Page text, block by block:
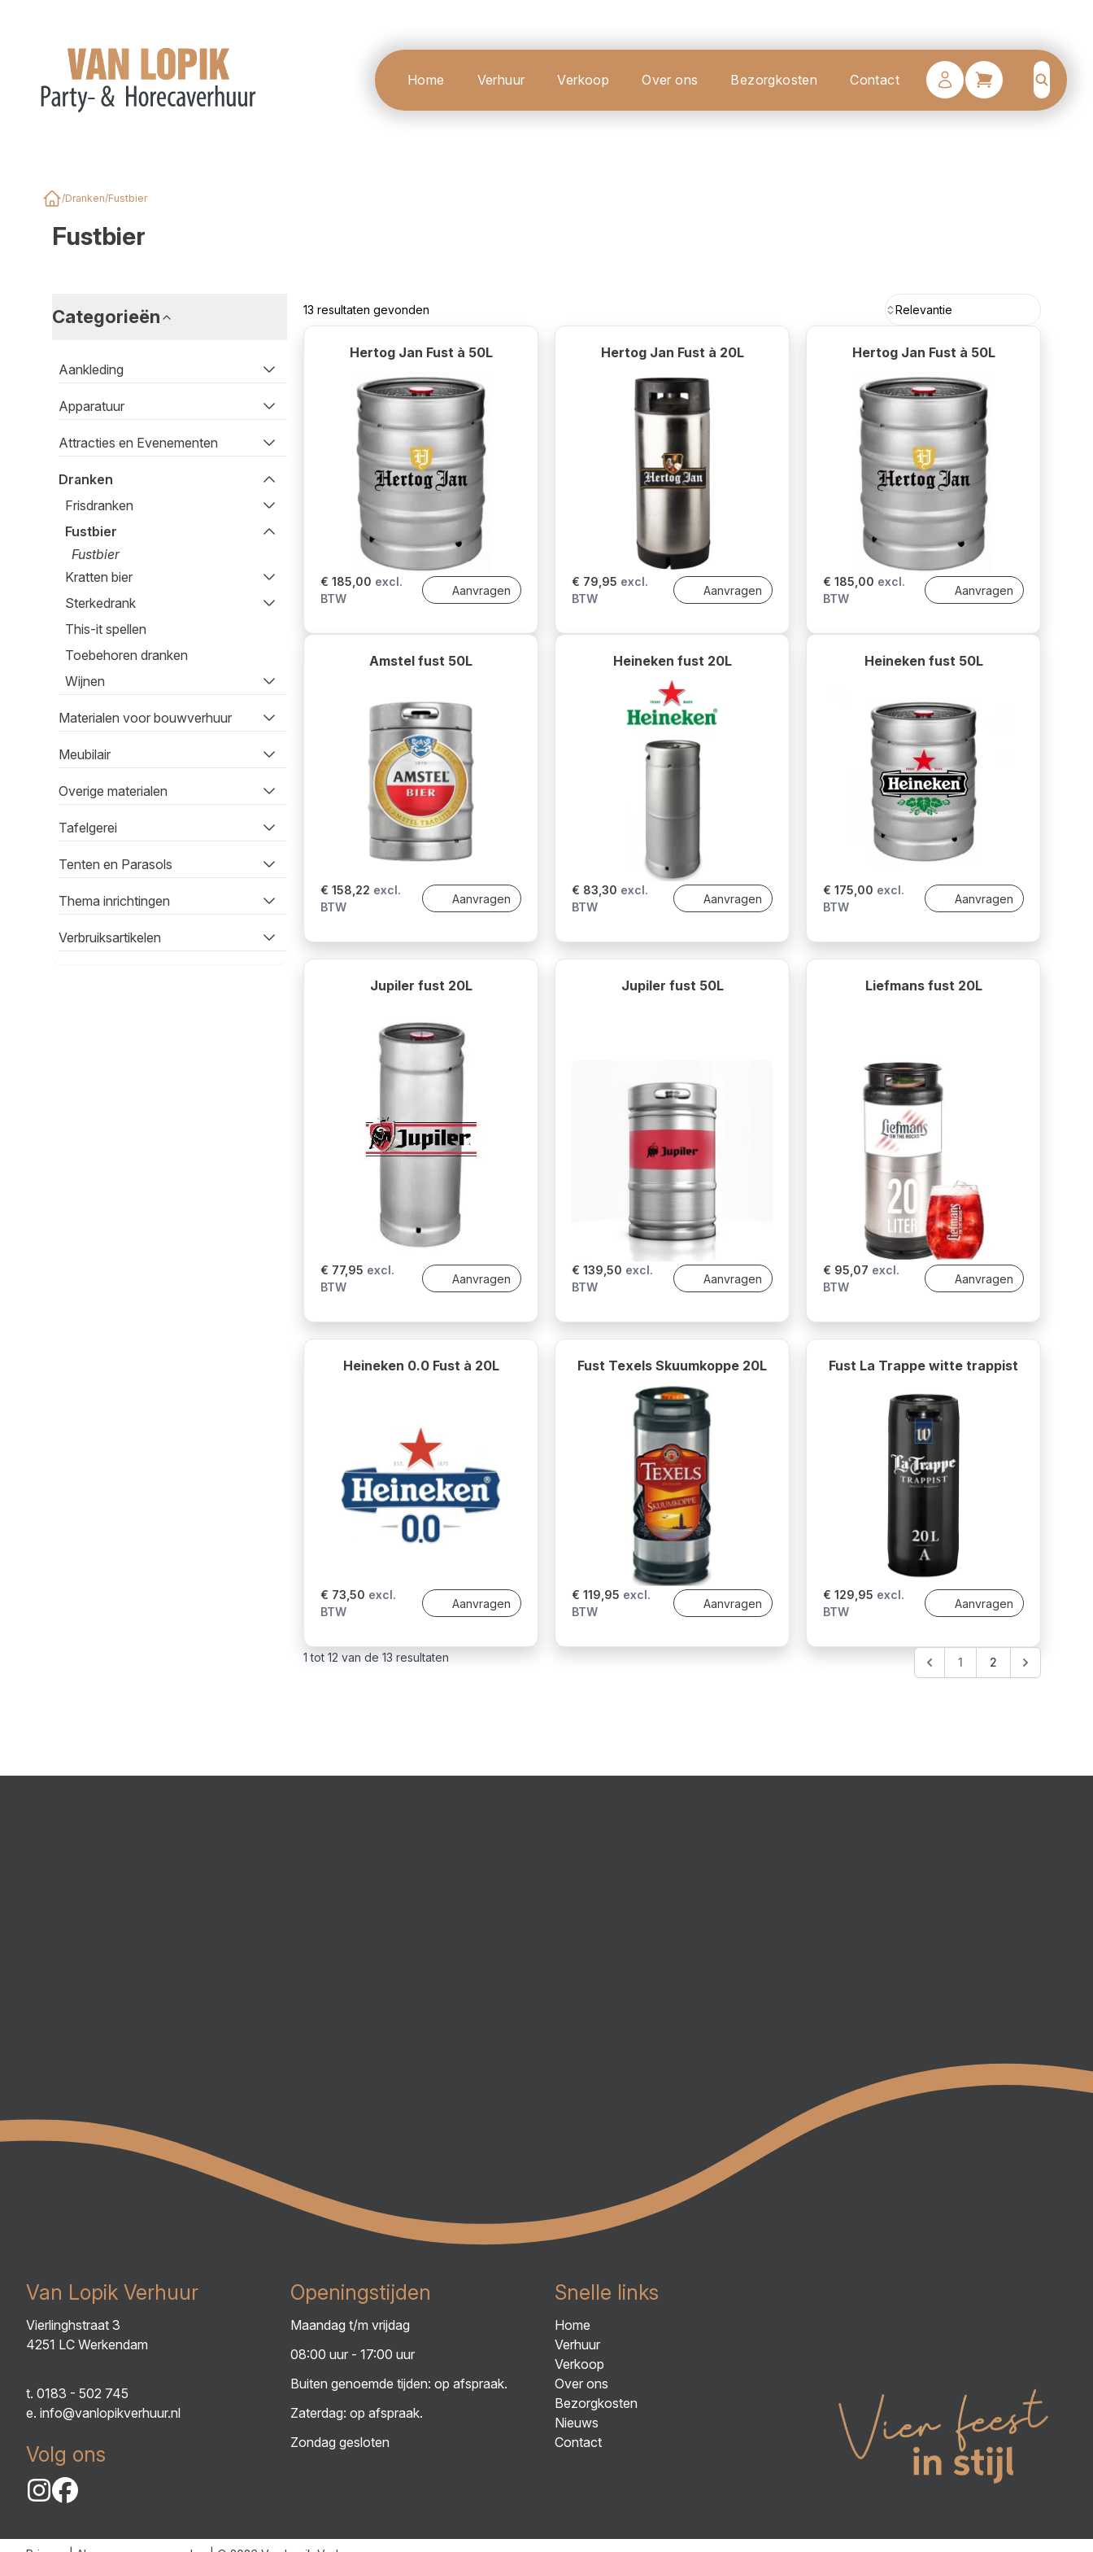
Home Verhuur Verkoop Over ons Bezorgkosten Contact
Search
/Dranken/Fustbier
Fustbier
Categorieën
Aankleding
Apparatuur
Attracties en Evenementen
Dranken
Frisdranken
Fustbier
Fustbier
Kratten bier
Sterkedrank
This-it spellen
Toebehoren dranken
Wijnen
Materialen voor bouwverhuur
Meubilair
Overige materialen
Tafelgerei
Tenten en Parasols
Thema inrichtingen
Verbruiksartikelen
13 resultaten gevonden Relevantie
Hertog Jan Fust à 50L
€ 185,00 excl.
BTW
Aanvragen
Hertog Jan Fust à 20L
€ 79,95 excl.
BTW
Aanvragen
Hertog Jan Fust à 50L
€ 185,00 excl.
BTW
Aanvragen
Amstel fust 50L
€ 158,22 excl.
BTW
Aanvragen
Heineken fust 20L
€ 83,30 excl.
BTW
Aanvragen
Heineken fust 50L
€ 175,00 excl.
BTW
Aanvragen
Jupiler fust 20L
€ 77,95 excl.
BTW
Aanvragen
Jupiler fust 50L
€ 139,50 excl.
BTW
Aanvragen
Liefmans fust 20L
€ 95,07 excl.
BTW
Aanvragen
Heineken 0.0 Fust à 20L
€ 73,50 excl.
BTW
Aanvragen
Fust Texels Skuumkoppe 20L
€ 119,95 excl.
BTW
Aanvragen
Fust La Trappe witte trappist
€ 129,95 excl.
BTW
Aanvragen
1 tot 12 van de 13 resultaten 1 2
Van Lopik Verhuur
Vierlinghstraat 3
4251 LC Werkendam
t. 0183 - 502 745
e. info@vanlopikverhuur.nl
Volg ons
Openingstijden
Maandag t/m vrijdag
08:00 uur - 17:00 uur
Buiten genoemde tijden: op afspraak.
Zaterdag: op afspraak.
Zondag gesloten
Snelle links
Home
Verhuur
Verkoop
Over ons
Bezorgkosten
Nieuws
Contact